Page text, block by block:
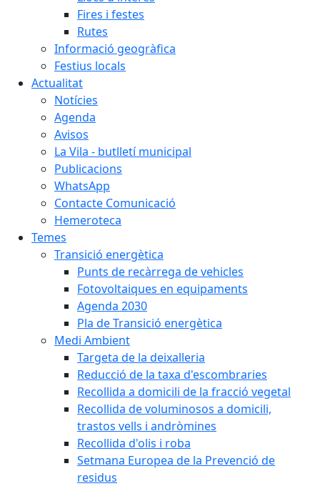
Fires i festes
Rutes
Informació geogràfica
Festius locals
Actualitat
Notícies
Agenda
Avisos
La Vila - butlletí municipal
Publicacions
WhatsApp
Contacte Comunicació
Hemeroteca
Temes
Transició energètica
Punts de recàrrega de vehicles
Fotovoltaiques en equipaments
Agenda 2030
Pla de Transició energètica
Medi Ambient
Targeta de la deixalleria
Reducció de la taxa d'escombraries
Recollida a domicili de la fracció vegetal
Recollida de voluminosos a domicili,
trastos vells i andròmines
Recollida d'olis i roba
Setmana Europea de la Prevenció de
residus